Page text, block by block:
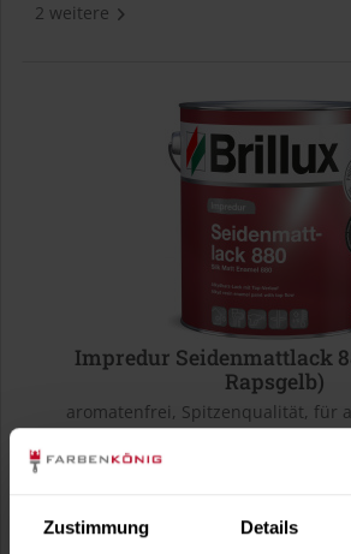
Zustimmung Details
2 weitere
Impredur Seidenmattlack
Rapsgelb)
aromatenfrei, Spitzenqualität, für
Verfügbare Varianten